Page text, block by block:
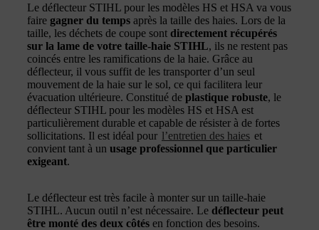
Le déflecteur STIHL pour les modèles HS et HSA va vous
faire gagner du temps après la taille des haies. Lors de la
taille, les déchets de coupe sont directement récupérés
sur la lame de votre taille-haie STIHL, ils ne restent pas
coincés entre les ramifications de la haie. Grâce au
déflecteur, il vous suffit de les transporter d’un seul
mouvement de la haie sur le sol, ce qui facilitera leur
évacuation ultérieure. Constitué de plastique robuste, le
déflecteur STIHL pour les modèles HS et HSA est
particulièrement durable et capable de résister à de fortes
sollicitations. Il est idéal pour l’entretien des haies et
convient tant à un usage professionnel que particulier
exigeant.
Le déflecteur est très facile à monter sur un taille-haie
STIHL. Aucun outil n’est nécessaire. Le déflecteur peut
être monté des deux côtés en fonction des besoins.